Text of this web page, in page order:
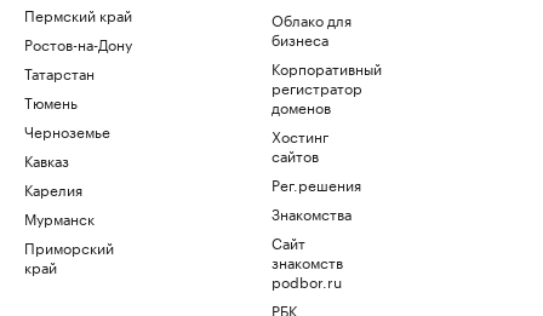
Пермский край
Ростов-на-Дону
Татарстан
Тюмень
Черноземье
Кавказ
Карелия
Мурманск
Приморский
край
Облако для
бизнеса
Корпоративный
регистратор
доменов
Хостинг
сайтов
Рег.решения
Знакомства
Сайт
знакомств
podbor.ru
РБК